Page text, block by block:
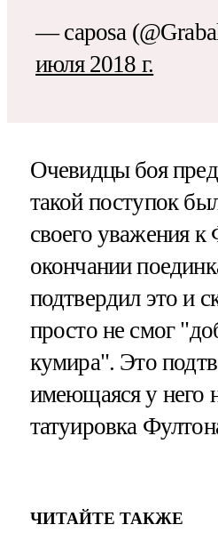
— caposa
июля 2018 г.
Очевидцы боя
такой поступок
своего уважения
окончании
подтвердил это и
просто не смог
кумира". Это
имеющаяся у него
татуировка
ЧИТАЙТЕ ТАКЖЕ